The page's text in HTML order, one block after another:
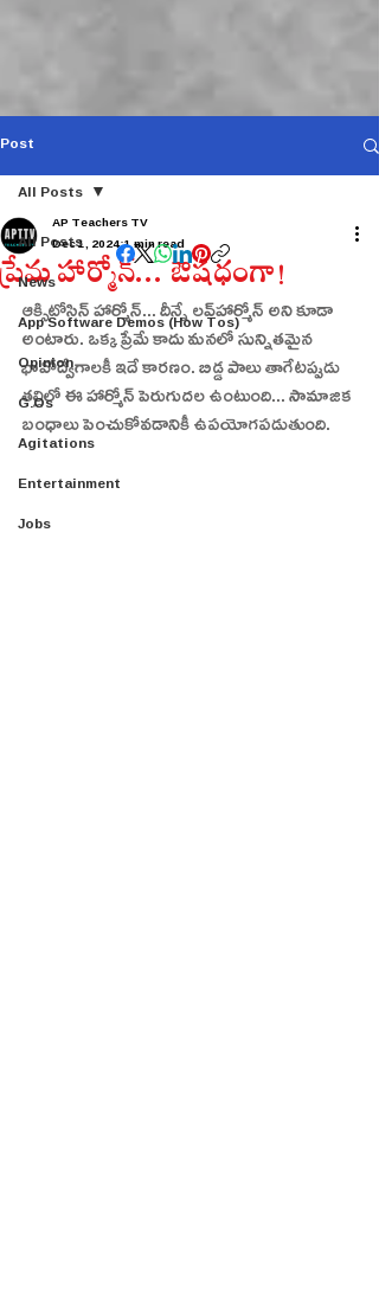
Post
All Posts
News
App Software Demos (How Tos)
Opinion
G.Os
Agitations
Entertainment
Jobs
All Posts
ప్రేమ హార్మోన్‌... ఔషధంగా!
AP Teachers TV
Dec 1, 2024 1 min read
ఆక్సిటోసిన్‌ హార్మోన్‌... దీన్నే లవ్‌హార్మోన్‌ అని కూడా
అంటారు. ఒక్క ప్రేమే కాదు మనలో సున్నితమైన
భావోద్వేగాలకీ ఇదే కారణం. బిడ్డ పాలు తాగేటప్పుడు
తల్లిలో ఈ హార్మోన్‌ పెరుగుదల ఉంటుంది... సామాజిక
బంధాలు పెంచుకోవడానికీ ఉపయోగపడుతుంది.